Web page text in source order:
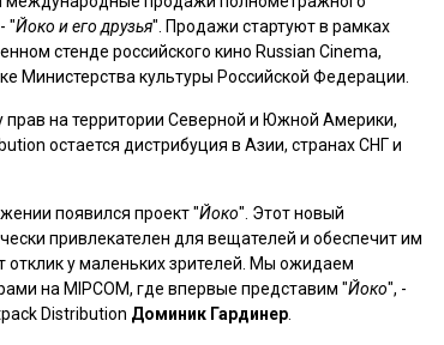
"Йоко и его друзья". Продажи стартуют в рамках
стенде российского кино Russian Cinema,
Министерства культуры Российской Федерации.
на территории Северной и Южной Америки,
остается дистрибуция в Азии, странах СНГ и
появился проект "Йоко". Этот новый
привлекателен для вещателей и обеспечит им
отклик у маленьких зрителей. Мы ожидаем
на MIPCOM, где впервые представим "Йоко", -
Distribution Доминик Гардинер